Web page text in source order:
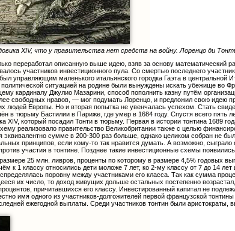
XIV, что у правительства нет средств на войну. Лоренцо ди
переработал описанную выше идею, взяв за основу математический
участников инвестиционного пула. Со смертью последнего
управляющим маленького итальянского городка Гаэта в центральной
ситуацией на родине были вынуждены искать убежище во
кардиналу Джулио Мазарини, способ пополнить казну путём
свободных нравов, — мог подумать Лоренцо, и предложил свою идею
Европы. Но и вторая попытка не увенчалась успехом. Стать
в тюрьму Бастилии в Париже, где умер в 1684 году. Спустя всего пять
XIV, который посадил Тонти в тюрьму. Первая в истории тонтина 1689
реализовало правительство Великобритании также с целью
сумме в 200-300 раз больше, однако целиком собран не
принципов, если кому-то так нравится думать. А возможно,
участия в тонтине. Позднее такие инвестиционные схемы
25 млн. ливров, проценты по которому в размере 4,5% годовых
к 1 классу относились дети моложе 7 лет, ко 2-му классу от 7 до 14
поровну между участниками его класса. Так как сумма
их число, то доход живущих дольше остальных постепенно
причитавшихся его классу. Инвестированный капитал не
имя одного из участников-долгожителей первой французской
ежегодной выплаты. Среди участников тонтин были аристократы,